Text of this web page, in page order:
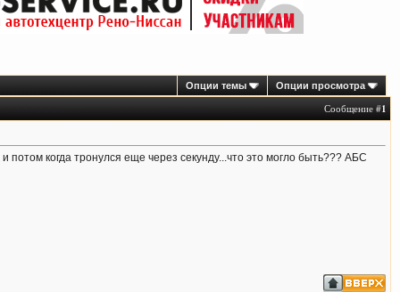
Опции темы Опции просмотра
Сообщение #1
когда тронулся еще через секунду...что это могло быть??? АБС